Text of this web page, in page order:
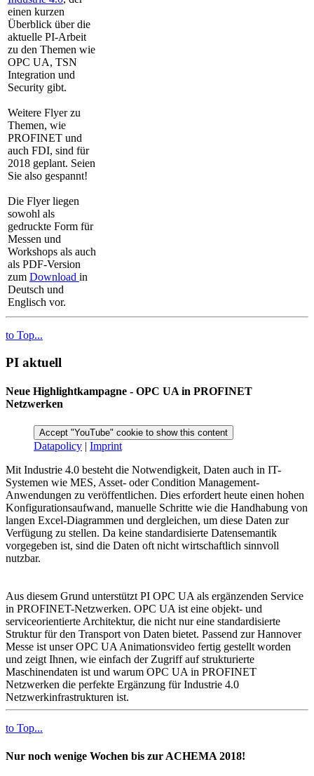
einen kurzen
Überblick über die
aktuelle PI-Arbeit
zu den Themen wie
OPC UA, TSN
Integration und
Security gibt.
Weitere Flyer zu
Themen, wie
PROFINET und
auch FDI, sind für
2018 geplant. Seien
Sie also gespannt!
Die Flyer liegen
sowohl als
gedruckte Form für
Messen und
Workshops als auch
als PDF-Version
zum Download in
Deutsch und
Englisch vor.
to Top...
PI aktuell
Neue Highlightkampagne - OPC UA in PROFINET
Netzwerken
Accept "YouTube" cookie to show this content
Datapolicy | Imprint
Mit Industrie 4.0 besteht die Notwendigkeit, Daten auch in IT-
Systemen wie MES, Asset- oder Condition Management-
Anwendungen zu veröffentlichen. Dies erfordert heute einen hohen
Konfigurationsaufwand, manuelle Schritte wie die Handhabung von
langen Excel-Diagrammen und dergleichen, um diese Daten zur
Verfügung zu stellen. Da keine standardisierte Datensemantik
vorgegeben ist, sind die Daten oft nicht wirtschaftlich sinnvoll
nutzbar.
Aus diesem Grund unterstützt PI OPC UA als ergänzenden Service
in PROFINET-Netzwerken. OPC UA ist eine objekt- und
serviceorientierte Architektur, die nicht nur eine standardisierte
Struktur für den Transport von Daten bietet. Passend zur Hannover
Messe ist unser OPC UA Animationsvideo fertig gestellt worden
und zeigt Ihnen, wie einfach der Zugriff auf strukturierte
Maschinendaten ist und warum OPC UA in PROFINET
Netzwerken die perfekte Ergänzung für Industrie 4.0
Netzwerkinfrastrukturen ist.
to Top...
Nur noch wenige Wochen bis zur ACHEMA 2018!